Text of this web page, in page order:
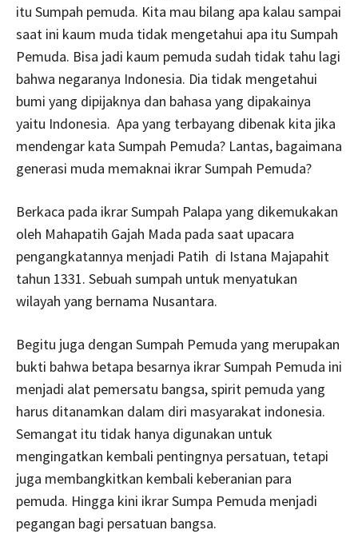
itu Sumpah pemuda. Kita mau bilang apa kalau sampai
saat ini kaum muda tidak mengetahui apa itu Sumpah
Pemuda. Bisa jadi kaum pemuda sudah tidak tahu lagi
bahwa negaranya Indonesia. Dia tidak mengetahui
bumi yang dipijaknya dan bahasa yang dipakainya
yaitu Indonesia. Apa yang terbayang dibenak kita jika
mendengar kata Sumpah Pemuda? Lantas, bagaimana
generasi muda memaknai ikrar Sumpah Pemuda?
Berkaca pada ikrar Sumpah Palapa yang dikemukakan
oleh Mahapatih Gajah Mada pada saat upacara
pengangkatannya menjadi Patih di Istana Majapahit
tahun 1331. Sebuah sumpah untuk menyatukan
wilayah yang bernama Nusantara.
Begitu juga dengan Sumpah Pemuda yang merupakan
bukti bahwa betapa besarnya ikrar Sumpah Pemuda ini
menjadi alat pemersatu bangsa, spirit pemuda yang
harus ditanamkan dalam diri masyarakat indonesia.
Semangat itu tidak hanya digunakan untuk
mengingatkan kembali pentingnya persatuan, tetapi
juga membangkitkan kembali keberanian para
pemuda. Hingga kini ikrar Sumpa Pemuda menjadi
pegangan bagi persatuan bangsa.